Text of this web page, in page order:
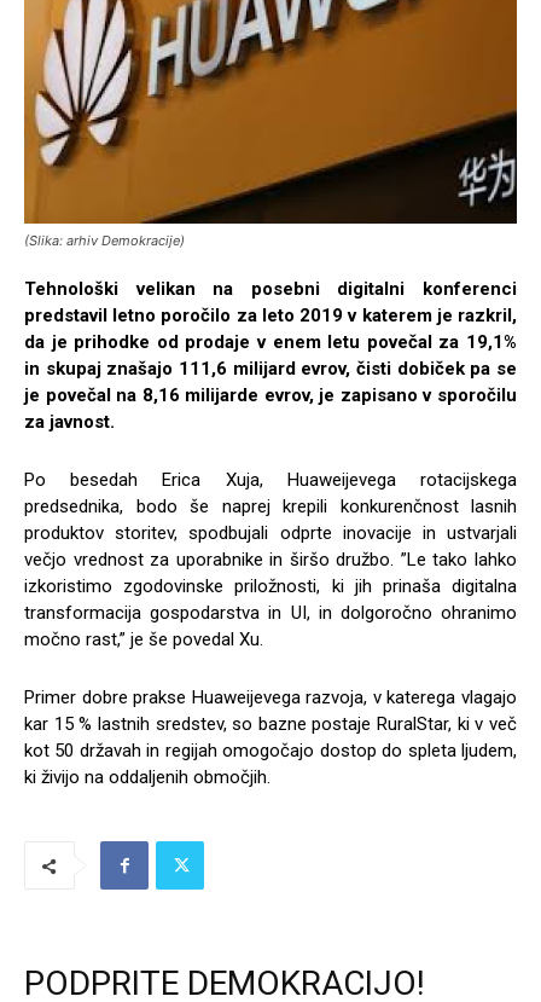
(Slika: arhiv Demokracije)
Tehnološki velikan na posebni digitalni konferenci
predstavil letno poročilo za leto 2019 v katerem je razkril,
da je prihodke od prodaje v enem letu povečal za 19,1%
in skupaj znašajo 111,6 milijard evrov, čisti dobiček pa se
je povečal na 8,16 milijarde evrov, je zapisano v sporočilu
za javnost.
Po besedah Erica Xuja, Huaweijevega rotacijskega
predsednika, bodo še naprej krepili konkurenčnost lasnih
produktov storitev, spodbujali odprte inovacije in ustvarjali
večjo vrednost za uporabnike in širšo družbo. ”Le tako lahko
izkoristimo zgodovinske priložnosti, ki jih prinaša digitalna
transformacija gospodarstva in UI, in dolgoročno ohranimo
močno rast,” je še povedal Xu.
Primer dobre prakse Huaweijevega razvoja, v katerega vlagajo
kar 15 % lastnih sredstev, so bazne postaje RuralStar, ki v več
kot 50 državah in regijah omogočajo dostop do spleta ljudem,
ki živijo na oddaljenih območjih.
PODPRITE DEMOKRACIJO!